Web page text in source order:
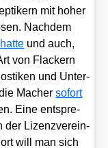
mit hoher
Nach­dem
und auch,
von Fla­ckern
und Unter­
Machersofort
Eine ent­spre­
der Lizenz­ver­ein­
will man sich